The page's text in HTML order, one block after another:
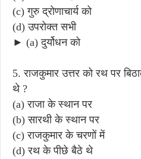
(c) गुरु द्रोणाचार्य को
(d) उपरोक्त सभी
► (a) दुर्योधन को
5. राजकुमार उत्तर को रथ पर
थे ?
(a) राजा के स्थान पर
(b) सारथी के स्थान पर
(c) राजकुमार के चरणों में
(d) रथ के पीछे बैठे थे